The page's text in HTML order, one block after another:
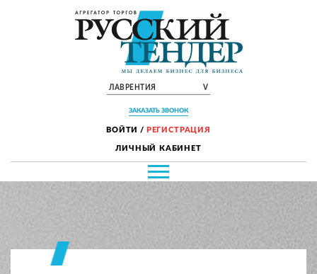
ЛАВРЕНТИЯ V
ЗАКАЗАТЬ ЗВОНОК
ВОЙТИ / РЕГИСТРАЦИЯ
ЛИЧНЫЙ КАБИНЕТ